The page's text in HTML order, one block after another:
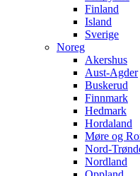
Finland
Island
Sverige
Noreg
Akershus
Aust-Agder
Buskerud
Finnmark
Hedmark
Hordaland
Møre og
Nord-
Nordland